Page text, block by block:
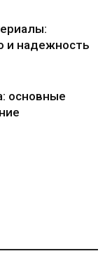
и надежность
основные